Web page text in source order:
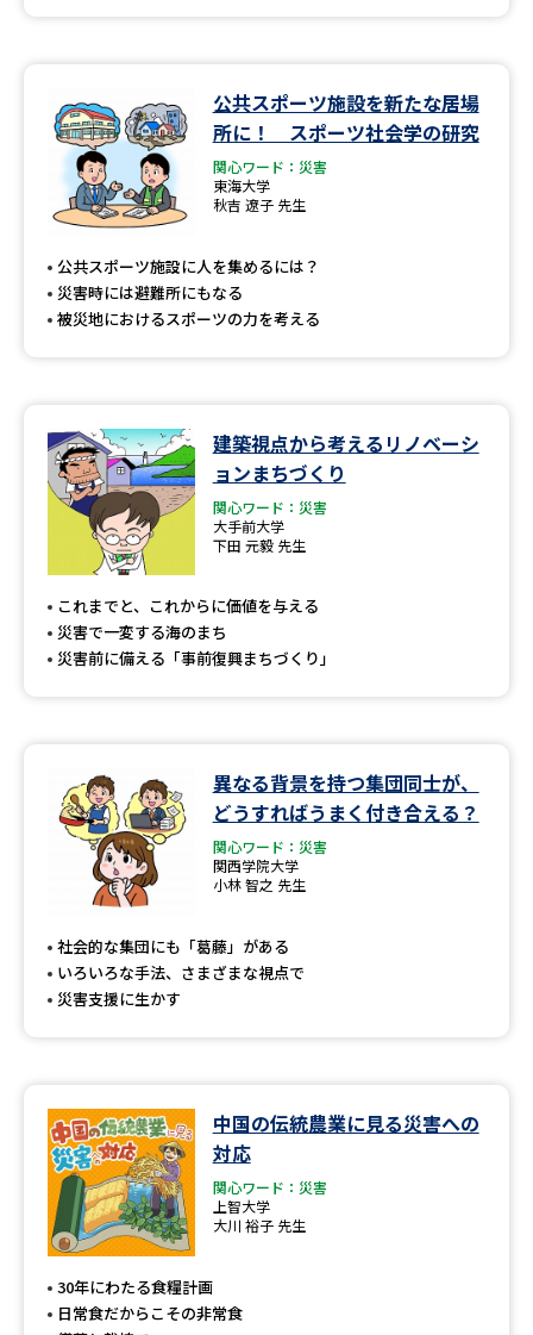
公共スポーツ施設を新たな居場
所に！ スポーツ社会学の研究
関心ワード：災害
東海大学
秋吉 遼子 先生
公共スポーツ施設に人を集めるには？
災害時には避難所にもなる
被災地におけるスポーツの力を考える
建築視点から考えるリノベーシ
ョンまちづくり
関心ワード：災害
大手前大学
下田 元毅 先生
これまでと、これからに価値を与える
災害で一変する海のまち
災害前に備える「事前復興まちづくり」
異なる背景を持つ集団同士が、
どうすればうまく付き合える？
関心ワード：災害
関西学院大学
小林 智之 先生
社会的な集団にも「葛藤」がある
いろいろな手法、さまざまな視点で
災害支援に生かす
中国の伝統農業に見る災害への
対応
関心ワード：災害
上智大学
大川 裕子 先生
30年にわたる食糧計画
日常食だからこその非常食